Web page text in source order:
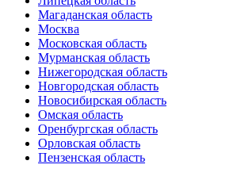
Магаданская область
Москва
Московская область
Мурманская область
Нижегородская область
Новгородская область
Новосибирская область
Омская область
Оренбургская область
Орловская область
Пензенская область